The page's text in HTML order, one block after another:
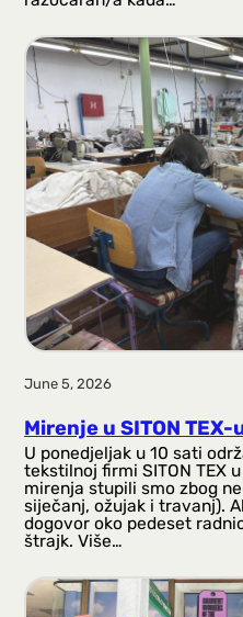
June 5, 2026
Mirenje u SITON TEX-
U ponedjeljak u 10 sati
tekstilnoj firmi SITON TEX
mirenja stupili smo zbog
siječanj, ožujak i travanj).
dogovor oko pedeset
štrajk. Više…